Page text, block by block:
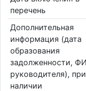
перечень
Дополнительная
информация (дата
образования
задолженности,
руководителя), при
наличии